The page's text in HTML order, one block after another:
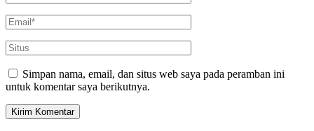
Simpan nama, email, dan situs web saya pada peramban ini
untuk komentar saya berikutnya.